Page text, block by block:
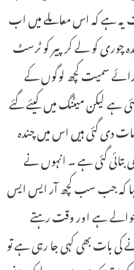
ہے کہ اس معاملے میں اب
چوری کو لے کر پیر کو ٹرسٹ
سمیت کچھ لوگوں کے
ہے لیکن میٹنگ میں کیئے گئے
دی گئی ہیں اس میں چندہ
بتائی گئی ہے ۔ انہوں نے
کہ جب سب کچھ آر ایس ایس
ہے اور وقت رہتے
کی بات بھی کہی جا رہی ہے تو